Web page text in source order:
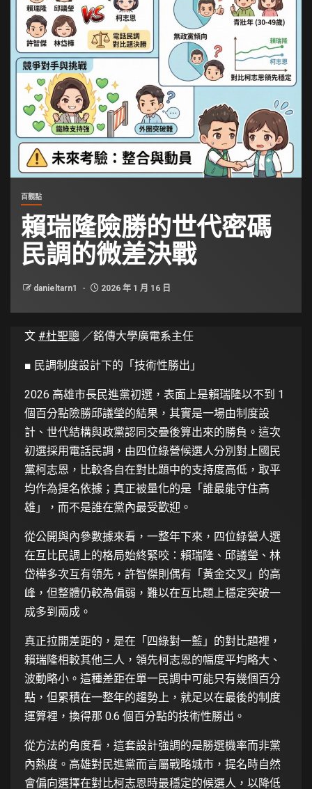
百觀點
賴瑞隆險勝的世代密碼
民調的微差決戰
danieltarn1 2026 年 1 月 16 日
文 #杜聖聰 ／銘傳大學廣電系主任
■ 民調制度設計下的「技術性勝出」
2026 高雄市長民進黨初選，表面上是賴瑞隆以不到 1
個百分點險勝邱議瑩的結果，其實是一場由制度設
計、世代結構與政黨認同交疊後算出來的勝負。這次
初選採用電話民調，由四位綠營候選人分別對上國民
黨柯志恩，比較各自在對比題中的支持度高低，取平
均作為提名依據；真正被量化的是「誰最能守住高
雄」，而不是誰在黨內最受歡迎。
從公開與內參數據來看，一整年下來，四位綠營人選
在互比民調上的格局始終緊咬：賴瑞隆、邱議瑩、林
岱樺多次互有領先，許智傑則偶有「黃金交叉」的高
峰，但整體仍較為偏弱，難以在互比題上穩定突破一
成多到兩成。
真正拉開差距的，是在「四綠對一藍」的對比題裡，
賴瑞隆相較其他三人，領先柯志恩的幅度平均略大、
波動略小。這種差距在單一民調中可能只有幾個百分
點，但累積在一整年的趨勢上，就足以在最後的制度
運算裡，換得那 0.6 個百分點的技術性勝出。
從方法的角度看，這套設計強調的是勝選機率而非黨
內熱度。高雄對民進黨而言屬戰略城市，提名時自然
會偏向選擇在對比柯志恩時最穩定的候選人，以降低